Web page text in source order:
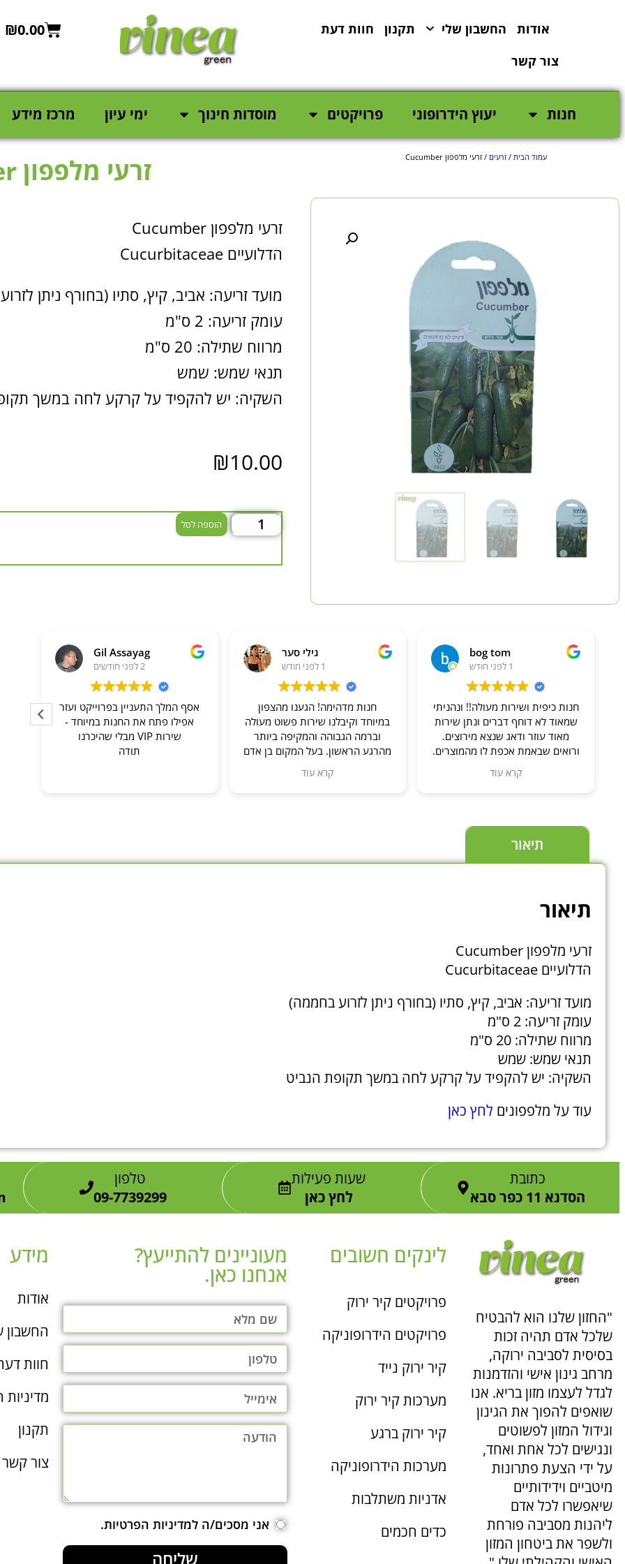
אודות החשבון שלי תקנון
חוות דעת
צור קשר
₪0.00
חנות יעוץ הידרופוני פרויקטים מוסדות חינוך ימי עיון מרכז מידע
עמוד הבית / זרעים / זרעי מלפפון Cucumber זרעי מלפפון Cucumber
זרעי מלפפון Cucumber
הדלועיים Cucurbitaceae
מועד זריעה: אביב, קיץ, סתיו (בחורף ניתן
עומק זריעה: 2 ס"מ
מרווח שתילה: 20 ס"מ
תנאי שמש: שמש
השקיה: יש להקפיד על קרקע לחה במשך
₪10.00
הוספה לסל
Gil Assayag
2 לפני חודשים
אסף המלך התעניין בפרוייקט ועזר
אפילו פתח את החנות במיוחד -
שירות VIP מבלי שהיכרנו
תודה
גילי סער
1 לפני חודש
חנות מדהימה! הגענו מהצפון
במיוחד וקיבלנו שירות פשוט מעולה
וברמה הגבוהה והמקיפה ביותר
מהרגע הראשון. בעל המקום בן אדם
שאלה מקטנה ועד גדולה עם המון
קרא עוד
bog tom
1 לפני חודש
חנות כיפית ושירות מעולה!! ונהניתי
שמאוד לא דוחף דברים ונתן שירות
מאוד עוזר ודאג שנצא מירוצים.
ורואים שבאמת אכפת לו מהמוצרים.
בעצמם, אז גם מאוד מעניין לראות
ולא אצל צד שלישי. ממליץ לעקוב
ולראות למי שמתעניין בצמחים
ובטכנולוגיה לגידול צמחים
קרא עוד
תיאור
תיאור
זרעי מלפפון Cucumber
הדלועיים Cucurbitaceae
מועד זריעה: אביב, קיץ, סתיו (בחורף ניתן לזרוע בחממה)
עומק זריעה: 2 ס"מ
מרווח שתילה: 20 ס"מ
תנאי שמש: שמש
השקיה: יש להקפיד על קרקע לחה במשך תקופת הנביט
עוד על מלפפונים לחץ כאן
כתובת
הסדנא 11 כפר סבא
שעות פעילות
לחץ כאן
טלפון
09-7739299
"החזון שלנו הוא להבטיח
שלכל אדם תהיה זכות
בסיסית לסביבה ירוקה,
מרחב גינון אישי והזדמנות
לגדל לעצמו מזון בריא. אנו
שואפים להפוך את הגינון
וגידול המזון לפשוטים
ונגישים לכל אחת ואחד,
על ידי הצעת פתרונות
מיטביים וידידותיים
שיאפשרו לכל אדם
ליהנות מסביבה פורחת
ולשפר את ביטחון המזון
לינקים חשובים
פרויקטים קיר ירוק
פרויקטים הידרופוניקה
קיר ירוק נייד
מערכות קיר ירוק
קיר ירוק ברגע
מערכות הידרופוניקה
אדניות משתלבות
כדים חכמים
מעוניינים להתייעץ?
אנחנו כאן.​
אני מסכים/ה למדיניות הפרטיות.
שליחה
מידע
אודות
החשבון
חוות
מדיניות
תקנון
צור קשר